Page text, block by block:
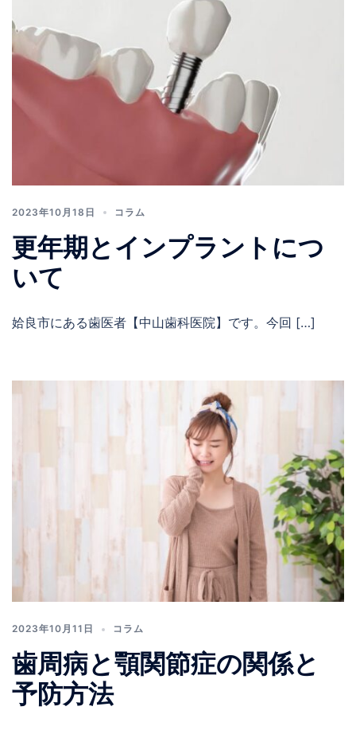
2023年10月18日 コラム
更年期とインプラントにつ
いて
姶良市にある歯医者【中山歯科医院】です。今回 […]
2023年10月11日 コラム
歯周病と顎関節症の関係と
予防方法